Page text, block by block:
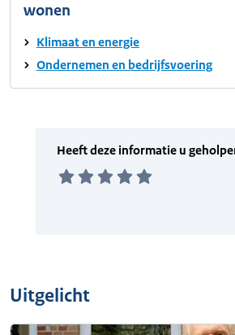
wonen
Klimaat en energie
Ondernemen en bedrijfsvoering
Uitgelicht